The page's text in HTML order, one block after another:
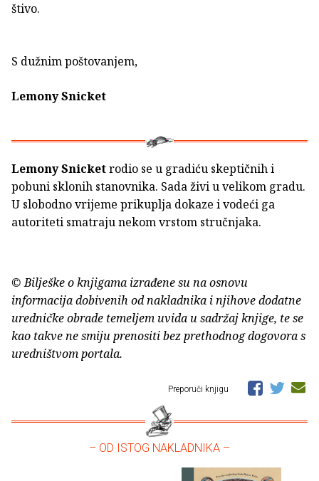
štivo.
S dužnim poštovanjem,
Lemony Snicket
Lemony Snicketrodio se u gradiću skeptičnih i
pobuni sklonih stanovnika. Sada živi u velikom gradu.
U slobodno vrijeme prikuplja dokaze i vodeći ga
autoriteti smatraju nekom vrstom stručnjaka.
© Bilješke o knjigama izrađene su na osnovu
informacija dobivenih od nakladnika i njihove dodatne
uredničke obrade temeljem uvida u sadržaj knjige, te se
kao takve ne smiju prenositi bez prethodnog dogovora s
uredništvom portala.
Preporuči knjigu
– OD ISTOG NAKLADNIKA –